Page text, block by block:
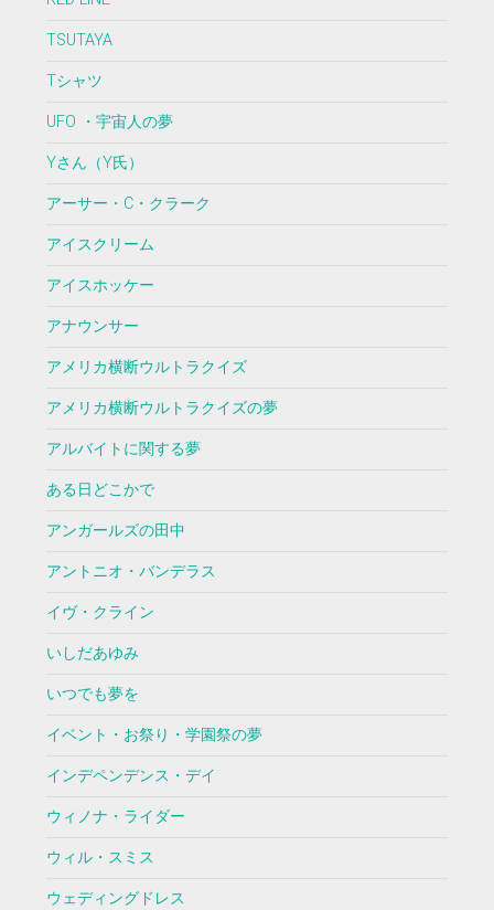
TSUTAYA
Tシャツ
UFO ・宇宙人の夢
Yさん（Y氏）
アーサー・C・クラーク
アイスクリーム
アイスホッケー
アナウンサー
アメリカ横断ウルトラクイズ
アメリカ横断ウルトラクイズの夢
アルバイトに関する夢
ある日どこかで
アンガールズの田中
アントニオ・バンデラス
イヴ・クライン
いしだあゆみ
いつでも夢を
イベント・お祭り・学園祭の夢
インデペンデンス・デイ
ウィノナ・ライダー
ウィル・スミス
ウェディングドレス